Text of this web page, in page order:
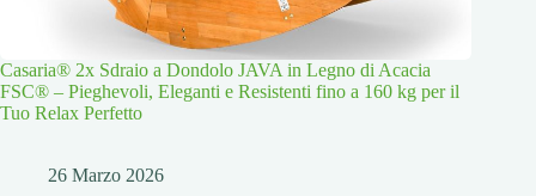
Casaria® 2x Sdraio a Dondolo JAVA in Legno di Acacia
FSC® – Pieghevoli, Eleganti e Resistenti fino a 160 kg per il
Tuo Relax Perfetto
26 Marzo 2026